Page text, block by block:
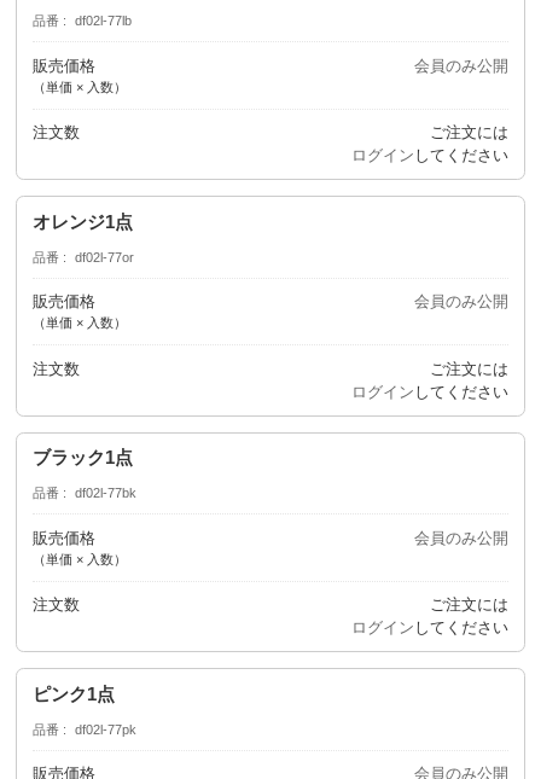
品番 df02l-77lb
販売価格
（単価 × 入数）
会員のみ公開
注文数
ご注文には
ログイン してください
オレンジ1点
品番 df02l-77or
販売価格
（単価 × 入数）
会員のみ公開
注文数
ご注文には
ログイン してください
ブラック1点
品番 df02l-77bk
販売価格
（単価 × 入数）
会員のみ公開
注文数
ご注文には
ログイン してください
ピンク1点
品番 df02l-77pk
販売価格 会員のみ公開